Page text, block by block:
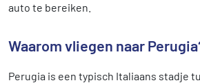
auto te bereiken.
Waarom vliegen naar
Perugia is een typisch Italiaans stadje